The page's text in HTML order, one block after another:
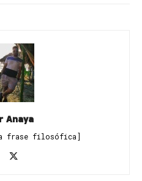
Anaya
frase filosófica]